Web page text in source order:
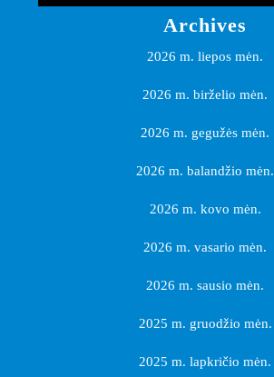
Archives
2026 m. liepos mėn.
2026 m. birželio mėn.
2026 m. gegužės mėn.
2026 m. balandžio mėn.
2026 m. kovo mėn.
2026 m. vasario mėn.
2026 m. sausio mėn.
2025 m. gruodžio mėn.
2025 m. lapkričio mėn.